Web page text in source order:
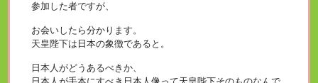
参加した者ですが、
お会いしたら分かります。
天皇陛下は日本の象徴であると。
日本人がどうあるべきか、